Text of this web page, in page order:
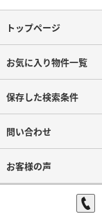
トップページ
お気に入り物件一覧
保存した検索条件
問い合わせ
お客様の声